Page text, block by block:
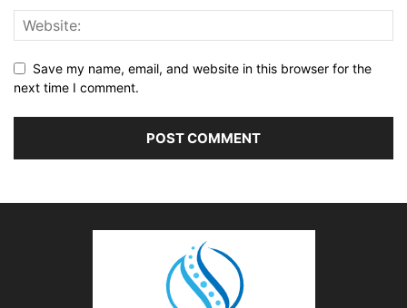
Save my name, email, and website in this browser for the
next time I comment.